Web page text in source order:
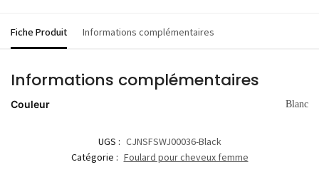
Fiche Produit Informations complémentaires
Informations complémentaires
Couleur Blanc
UGS : CJNSFSWJ00036-Black
Catégorie : Foulard pour cheveux femme